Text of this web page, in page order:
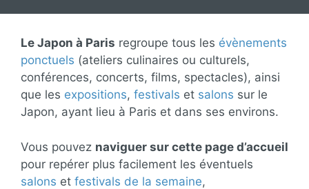
Le Japon à Paris regroupe tous les évènements
ponctuels (ateliers culinaires ou culturels,
conférences, concerts, films, spectacles), ainsi
que les expositions, festivals et salons sur le
Japon, ayant lieu à Paris et dans ses environs.
Vous pouvez naviguer sur cette page d’accueil
pour repérer plus facilement les éventuels
salons et festivals de la semaine,